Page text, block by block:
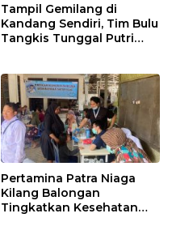
Tampil Gemilang di
Kandang Sendiri, Tim Bulu
Tangkis Tunggal Putri
Jatibarang 2026
Pertamina Patra Niaga
Kilang Balongan
Tingkatkan Kesehatan